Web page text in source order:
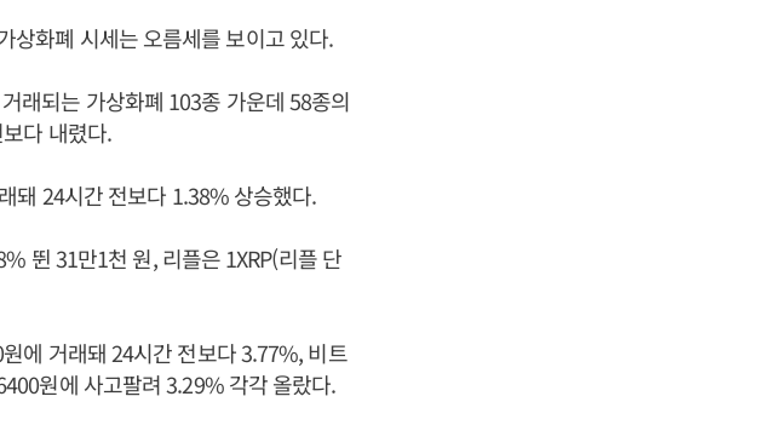
상화폐 시세는 오름세를 보이고 있다.
래되는 가상화폐 103종 가운데 58종의
다 내렸다.
돼 24시간 전보다 1.38% 상승했다.
뛴 31만1천 원, 리플은 1XRP(리플 단
에 거래돼 24시간 전보다 3.77%, 비트
원에 사고팔려 3.29% 각각 올랐다.